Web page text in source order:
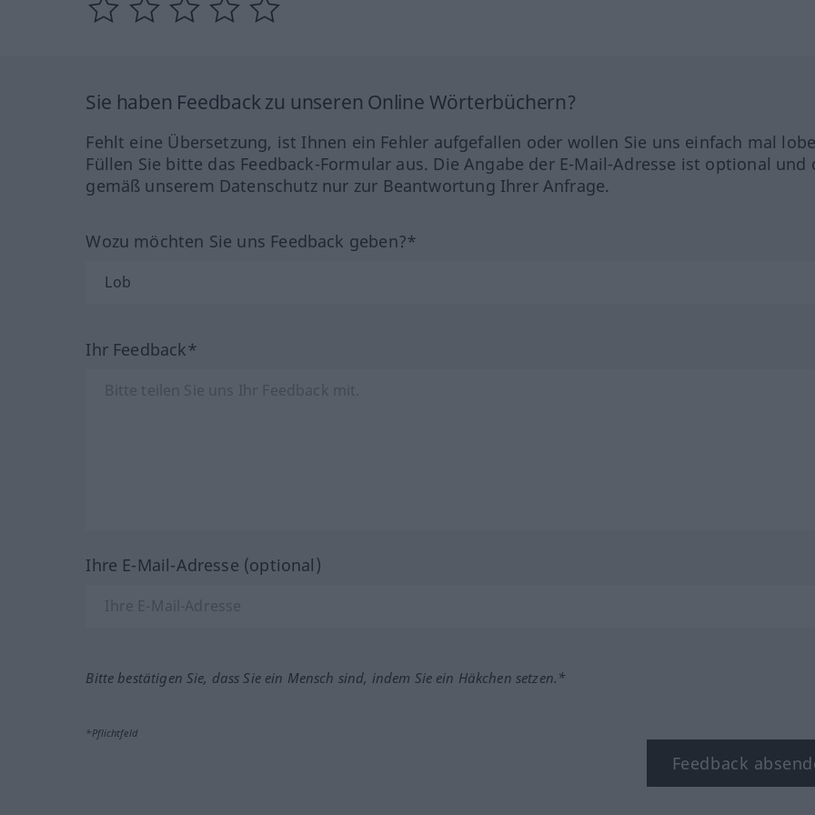
Sie haben Feedback zu unseren Online Wörterbüchern?
Fehlt eine Übersetzung, ist Ihnen ein Fehler aufgefallen oder wollen Sie uns einfach mal
Füllen Sie bitte das Feedback-Formular aus. Die Angabe der E-Mail-Adresse ist optional und
gemäß unserem Datenschutz nur zur Beantwortung Ihrer Anfrage.
Wozu möchten Sie uns Feedback geben?*
Ihr Feedback*
Ihre E-Mail-Adresse (optional)
Bitte bestätigen Sie, dass Sie ein Mensch sind, indem Sie ein Häkchen setzen.*
*Pflichtfeld
Feedback